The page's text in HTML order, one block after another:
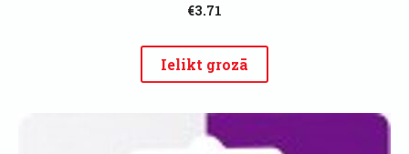
€3.71
Ielikt grozā